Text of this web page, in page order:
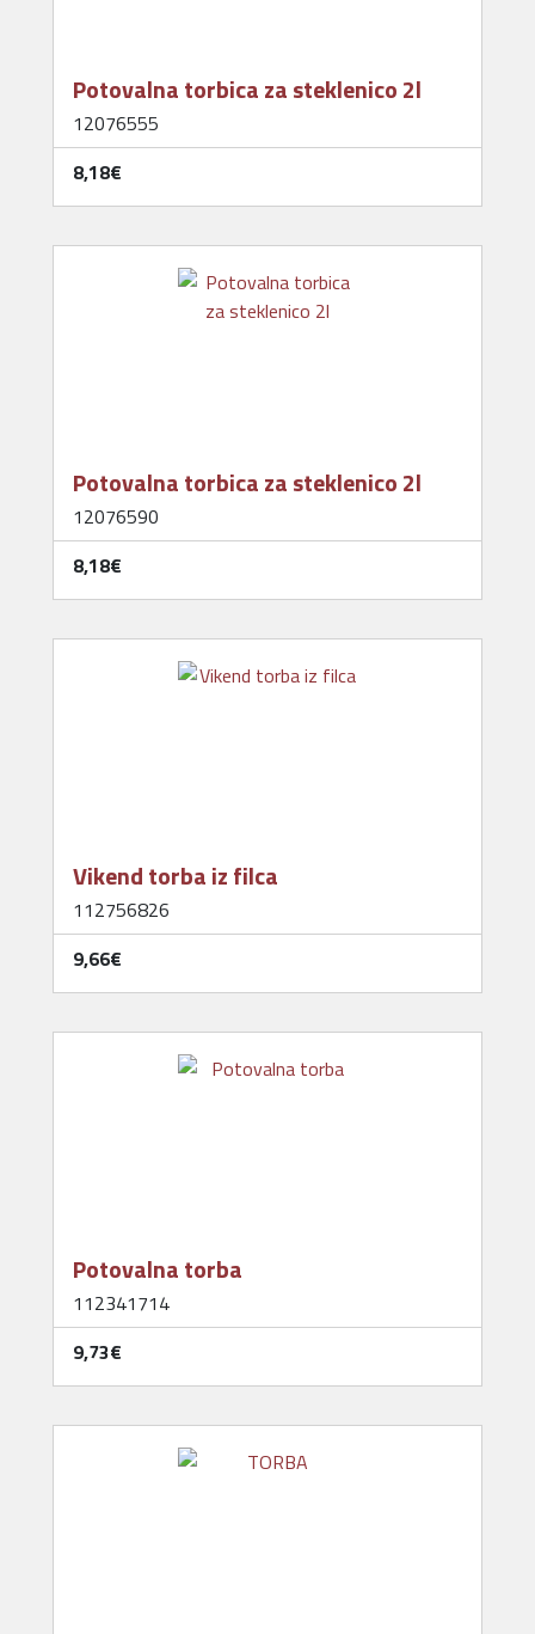
Potovalna torbica za steklenico 2l
12076555
8,18‎€
Potovalna torbica za steklenico 2l
12076590
8,18‎€
Vikend torba iz filca
112756826
9,66‎€
Potovalna torba
112341714
9,73‎€